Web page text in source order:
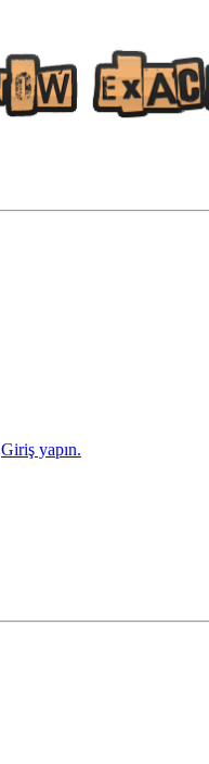
Giriş yapın.